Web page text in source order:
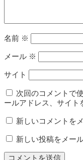
名前 ※
メール ※
サイト
次回のコメントで
ールアドレス、サイト
新しいコメントを
新しい投稿をメー